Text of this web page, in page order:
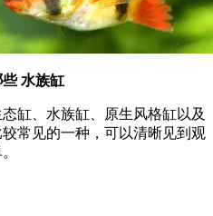
水族缸
缸、水族缸、原生风格缸以及
常见的一种，可以清晰见到观